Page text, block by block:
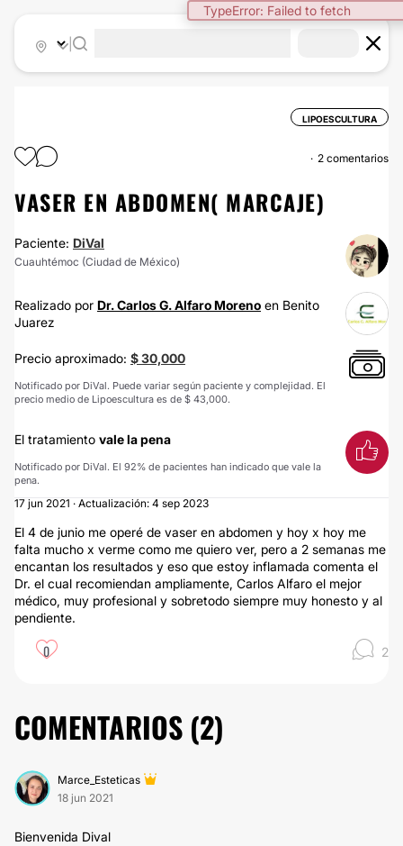
TypeError: Failed to fetch
LIPOESCULTURA
2 comentarios
VASER EN ABDOMEN( MARCAJE)
Paciente: DiVal
Cuauhtémoc (Ciudad de México)
Realizado por Dr. Carlos G. Alfaro Moreno en Benito
Juarez
Precio aproximado: $ 30,000
Notificado por DiVal. Puede variar según paciente y complejidad. El
precio medio de Lipoescultura es de $ 43,000.
El tratamiento vale la pena
Notificado por DiVal. El 92% de pacientes han indicado que vale la
pena.
17 jun 2021 · Actualización: 4 sep 2023
El 4 de junio me operé de vaser en abdomen y hoy x hoy me
falta mucho x verme como me quiero ver, pero a 2 semanas me
encantan los resultados y eso que estoy inflamada comenta el
Dr. el cual recomiendan ampliamente, Carlos Alfaro el mejor
médico, muy profesional y sobretodo siempre muy honesto y al
pendiente.
0 2
COMENTARIOS (2)
Marce_Esteticas
18 jun 2021
Bienvenida Dival